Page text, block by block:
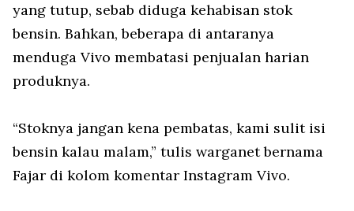
yang tutup, sebab diduga kehabisan stok
bensin. Bahkan, beberapa di antaranya
menduga Vivo membatasi penjualan harian
produknya.
“Stoknya jangan kena pembatas, kami sulit isi
bensin kalau malam,” tulis warganet bernama
Fajar di kolom komentar Instagram Vivo.